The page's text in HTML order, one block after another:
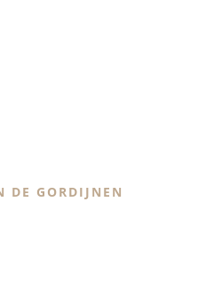
DE GORDIJNEN